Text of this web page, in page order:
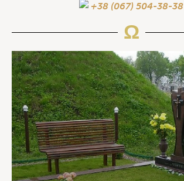
+38 (067) 504-38-38
Ω